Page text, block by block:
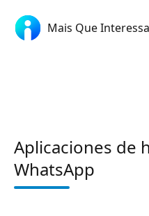
Mais Que
Aplicaciones de
WhatsApp